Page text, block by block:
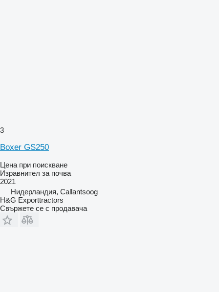
3
Boxer GS250
Цена при поискване
Изравнител за почва
2021
Нидерландия, Callantsoog
H&G Exporttractors
Свържете се с продавача